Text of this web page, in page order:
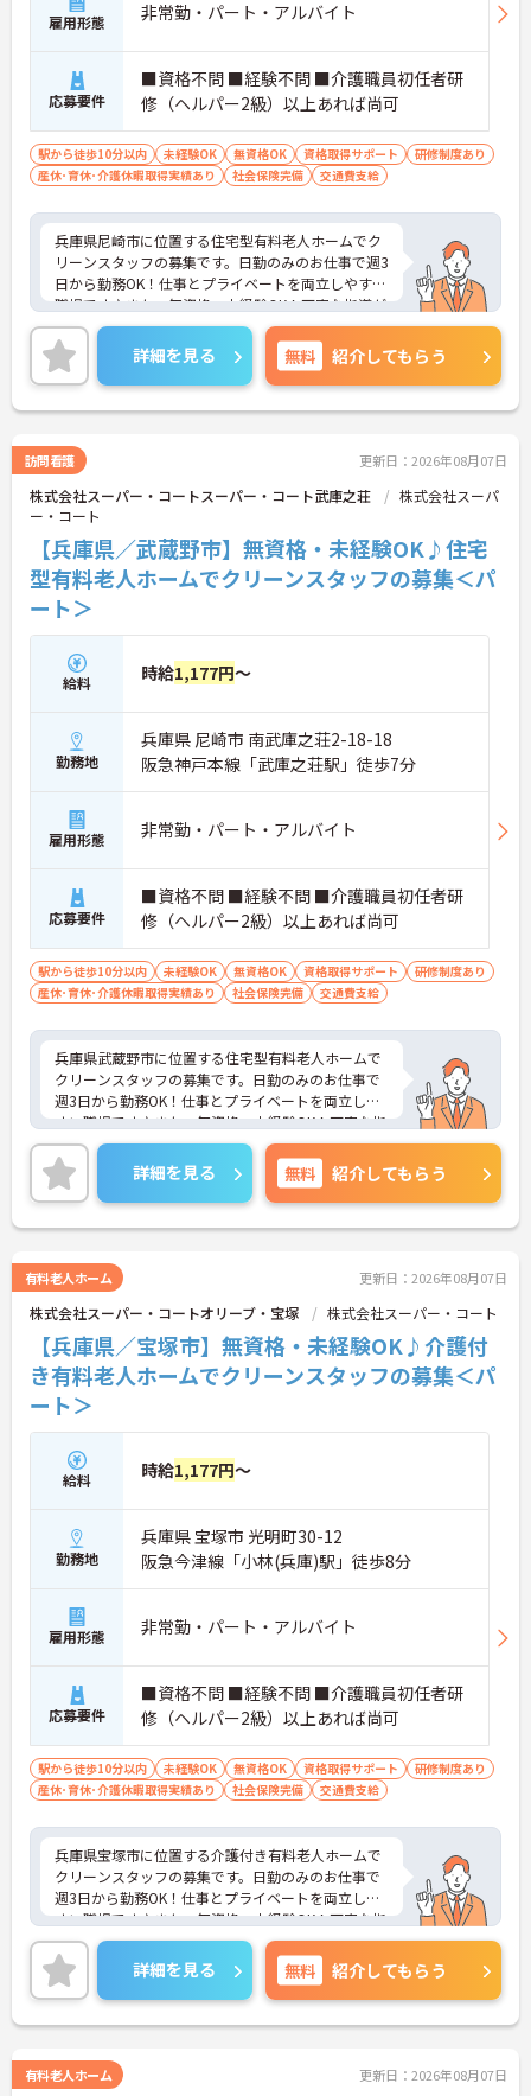
を自社開講しており、資格保有率99.8%の実績があ
職場です】
・賞与年2回・定期昇給、夜勤手当・家族手当・住
宅手当など各種手当が充実しています
・残業は月平均4.3時間と業界水準を大きく下回って
おり、有給休暇取得実績14日と休みも取りやすい環
境です
・年間休日111日以上・シフトは柔軟に対応してお
り、有給と組み合わせて海外旅行に行くスタッフも
いる職場です
・インカム導入によりスタッフ間のフリーハンド連
絡・情報共有が可能、また、睡眠センサー・アレク
両立しています
・従業員満足度調査を定期実施し、スタッフの声を
制度に反映する文化があります
【育児・家庭との両立を本気でサポートしている職
場です】
・育休取得率100%・育休後就業復帰率100%と、育
児と仕事を両立できる体制が整っています
り長い期間サポートを受けることができます
・「くるみん」「えるぼし」「トモニン」の3つの
厚生労働省認定を取得しており、ライフステージに
合わせた長期就業が実現できる職場です
雇用形態 非常勤・パート・アルバイト
応募要件
■資格不問 ■経験不問 ■介護職員初任者研
修（ヘルパー2級）以上あれば尚可
駅から徒歩10分以内 未経験OK 無資格OK 資格取得サポート
研修制度あり
産休･育休･介護休暇取得実績あり
社会保険完備 交通費支給
兵庫県尼崎市に位置する住宅型有料老人ホームでク
リーンスタッフの募集です。日勤のみのお仕事で週3
日から勤務OK！仕事とプライベートを両立しやすい
職場です♪また、無資格・未経験OK！丁寧な指導が
あるので、安心してお仕事スタートいただけます◎
また、ご興味のある方はご面接のポイントお伝えし
ますのでご気軽にお問い合わせください。
詳細を見る 無料 紹介してもらう
訪問看護 更新日：2026年08月07日
株式会社スーパー・コートスーパー・コート武庫之荘
株式会社スーパ
ー・コート
【兵庫県／武蔵野市】無資格・未経験OK♪住宅
型有料老人ホームでクリーンスタッフの募集＜パ
ート＞
給料 時給1,177円～
勤務地
兵庫県 尼崎市 南武庫之荘2-18-18
阪急神戸本線「武庫之荘駅」徒歩7分
雇用形態 非常勤・パート・アルバイト
応募要件
■資格不問 ■経験不問 ■介護職員初任者研
修（ヘルパー2級）以上あれば尚可
駅から徒歩10分以内 未経験OK 無資格OK 資格取得サポート
研修制度あり
産休･育休･介護休暇取得実績あり
社会保険完備 交通費支給
兵庫県武蔵野市に位置する住宅型有料老人ホームで
クリーンスタッフの募集です。日勤のみのお仕事で
週3日から勤務OK！仕事とプライベートを両立しや
すい職場です♪また、無資格・未経験OK！丁寧な指
導があるので、安心してお仕事スタートいただけま
す◎また、ご興味のある方はご面接のポイントお伝
えしますのでご気軽にお問い合わせください。
詳細を見る 無料 紹介してもらう
有料老人ホーム 更新日：2026年08月07日
株式会社スーパー・コートオリーブ・宝塚 株式会社スーパー・コート
【兵庫県／宝塚市】無資格・未経験OK♪介護付
き有料老人ホームでクリーンスタッフの募集＜パ
ート＞
給料 時給1,177円～
勤務地
兵庫県 宝塚市 光明町30-12
阪急今津線「小林(兵庫)駅」徒歩8分
雇用形態 非常勤・パート・アルバイト
応募要件
■資格不問 ■経験不問 ■介護職員初任者研
修（ヘルパー2級）以上あれば尚可
駅から徒歩10分以内 未経験OK 無資格OK 資格取得サポート
研修制度あり
産休･育休･介護休暇取得実績あり
社会保険完備 交通費支給
兵庫県宝塚市に位置する介護付き有料老人ホームで
クリーンスタッフの募集です。日勤のみのお仕事で
週3日から勤務OK！仕事とプライベートを両立しや
すい職場です♪また、無資格・未経験OK！丁寧な指
導があるので、安心してお仕事スタートいただけま
す◎また、ご興味のある方はご面接のポイントお伝
えしますのでご気軽にお問い合わせください。
詳細を見る 無料 紹介してもらう
有料老人ホーム 更新日：2026年08月07日